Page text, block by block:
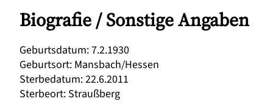
Biografie / Sonstige Angaben
Geburtsdatum:7.2.1930
Geburtsort: Mansbach/Hessen
Sterbedatum:22.6.2011
Sterbeort: Straußberg